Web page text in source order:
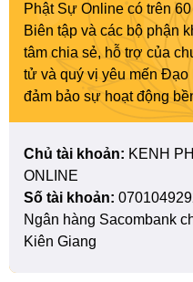
Phật Sự Online có trên
Biên tập và các bộ phận
tâm chia sẻ, hỗ trợ của
tử và quý vị yêu mến
đảm bảo sự hoạt động
Chủ tài khoản: KENH
ONLINE
Số tài khoản:
Ngân hàng Sacombank
Kiên Giang